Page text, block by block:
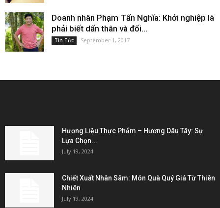
Doanh nhân Phạm Tấn Nghĩa: Khởi nghiệp là
phải biết dấn thân và đối...
Tin Tức September 1, 2017
Hương Liệu Thực Phẩm – Hương Dâu Tây: Sự
Lựa Chọn...
July 19, 2024
Chiết Xuất Nhân Sâm: Món Quà Quý Giá Từ Thiên
Nhiên
July 19, 2024